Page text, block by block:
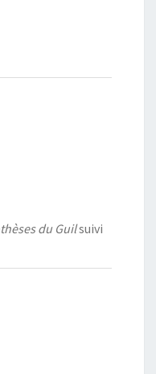
du Guilsuivi